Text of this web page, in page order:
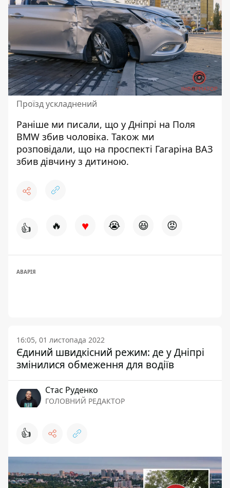
Проїзд ускладнений
Раніше ми писали, що у Дніпрі на Поля
BMW збив чоловіка. Також ми
розповідали, що на проспекті Гагаріна ВАЗ
збив дівчину з дитиною.
👍 🔥 ♥ 😭 😆 😡
АВАРІЯ
16:05, 01 листопада 2022
Єдиний швидкісний режим: де у Дніпрі
змінилися обмеження для водіїв
Стас Руденко
ГОЛОВНИЙ РЕДАКТОР
👍